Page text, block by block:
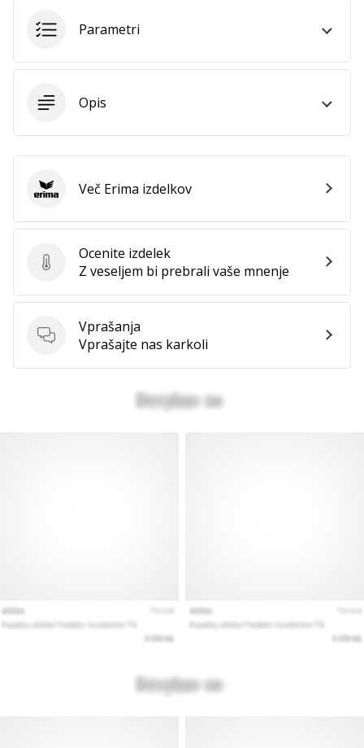
Parametri
Opis
Ocenite izdelek
Ocenite izdelek
Z veseljem bi prebrali vaše mnenje
Vprašanja
Vprašanja
Vprašajte nas karkoli
Erima Več Erima izdelkov